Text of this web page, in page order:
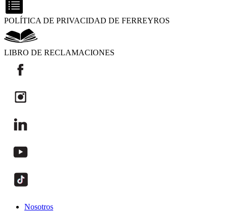
POLÍTICA DE PRIVACIDAD DE FERREYROS
LIBRO DE RECLAMACIONES
Nosotros